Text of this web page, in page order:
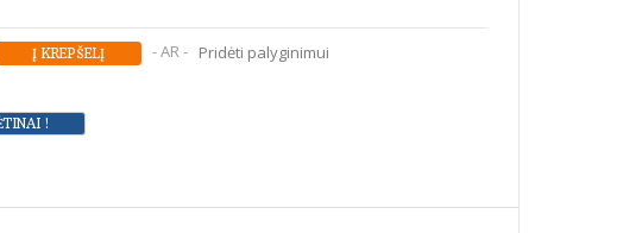
- AR - Pridėti palyginimui